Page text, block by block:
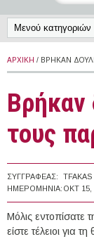
ΑΡΧΙΚΉ / ΒΡΉΚΑΝ
Βρήκαν
τους
ΣΥΓΓΡΑΦΈΑΣ:
TFAKAS
ΗΜΕΡΟΜΗΝΊΑ: ΟΚΤ 15,
Μόλις εντοπίσατε
είστε τέλειοι για